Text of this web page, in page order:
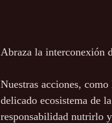
Abraza la interconexión
Nuestras acciones,
delicado ecosistema de
responsabilidad nutrirlo